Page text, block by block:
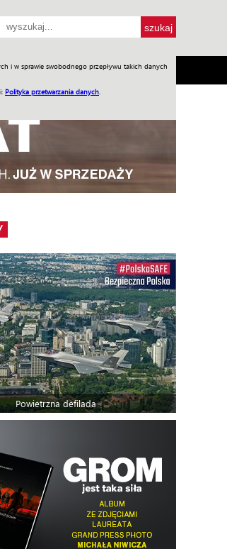
i w sprawie swobodnego przepływu takich danych
Polityka przetwarzania danych
Praca w WIW
Powietrzna defilada